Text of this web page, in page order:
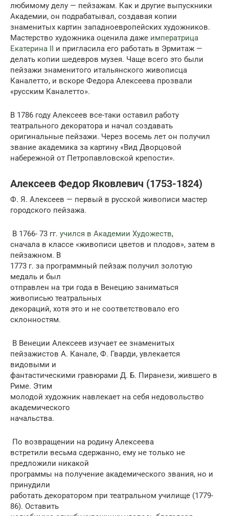
любимому делу — пейзажам. Как и другие выпускники
Академии, он подрабатывал, создавая копии
знаменитых картин западноевропейских художников.
Мастерство художника оценила даже императрица
Екатерина II и пригласила его работать в Эрмитаж —
делать копии шедевров музея. Чаще всего это были
пейзажи знаменитого итальянского живописца
Каналетто, и вскоре Федора Алексеева прозвали
«русским Каналетто».
В 1786 году Алексеев все-таки оставил работу
театрального декоратора и начал создавать
оригинальные пейзажи. Через восемь лет он получил
звание академика за картину «Вид Дворцовой
набережной от Петропавловской крепости».
Алексеев Федор Яковлевич (1753-1824)
Ф. Я. Алексеев — первый в русской живописи мастер
городского пейзажа.
В 1766- 73 гг. учился в Академии Художеств,
сначала в классе «живописи цветов и плодов», затем в
пейзажном. В
1773 г. за программный пейзаж получил золотую
медаль и был
отправлен на три года в Венецию заниматься
живописью театральных
декораций, хотя это и не соответствовало его
склонностям.
В Венеции Алексеев изучает ее знаменитых
пейзажистов А. Канале, Ф. Гварди, увлекается
видовыми и
фантастическими гравюрами Д. Б. Пиранези, жившего в
Риме. Этим
молодой художник навлекает на себя недовольство
академического
начальства.
По возвращении на родину Алексеева
встретили весьма сдержанно, ему не только не
предложили никакой
программы на получение академического звания, но и
принудили
работать декоратором при театральном училище (1779-
86). Оставить